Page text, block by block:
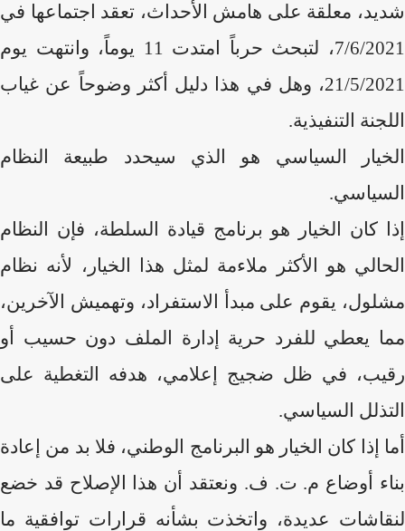
شديد، معلقة على هامش الأحداث، تعقد اجتماعها في
7/6/2021، لتبحث حرباً امتدت 11 يوماً، وانتهت يوم
21/5/2021، وهل في هذا دليل أكثر وضوحاً عن غياب
اللجنة التنفيذية.
الخيار السياسي هو الذي سيحدد طبيعة النظام
السياسي.
إذا كان الخيار هو برنامج قيادة السلطة، فإن النظام
الحالي هو الأكثر ملاءمة لمثل هذا الخيار، لأنه نظام
مشلول، يقوم على مبدأ الاستفراد، وتهميش الآخرين،
مما يعطي للفرد حرية إدارة الملف دون حسيب أو
رقيب، في ظل ضجيج إعلامي، هدفه التغطية على
التذلل السياسي.
أما إذا كان الخيار هو البرنامج الوطني، فلا بد من إعادة
بناء أوضاع م. ت. ف. ونعتقد أن هذا الإصلاح قد خضع
لنقاشات عديدة، واتخذت بشأنه قرارات توافقية ما